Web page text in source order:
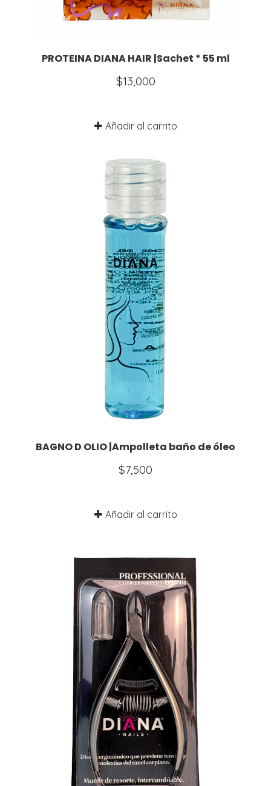
PROTEINA DIANA HAIR |Sachet * 55 ml
$13,000
Añadir al carrito
BAGNO D OLIO |Ampolleta baño de óleo
$7,500
Añadir al carrito